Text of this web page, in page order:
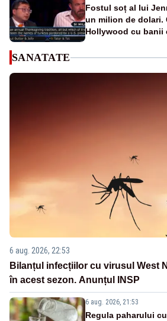
Fostul soț al lui
un milion de dolari.
Hollywood cu banii
SANATATE
6 aug. 2026, 22:53
Bilanțul infecțiilor cu virusul West
în acest sezon. Anunțul INSP
6 aug. 2026, 21:53
Regula paharului